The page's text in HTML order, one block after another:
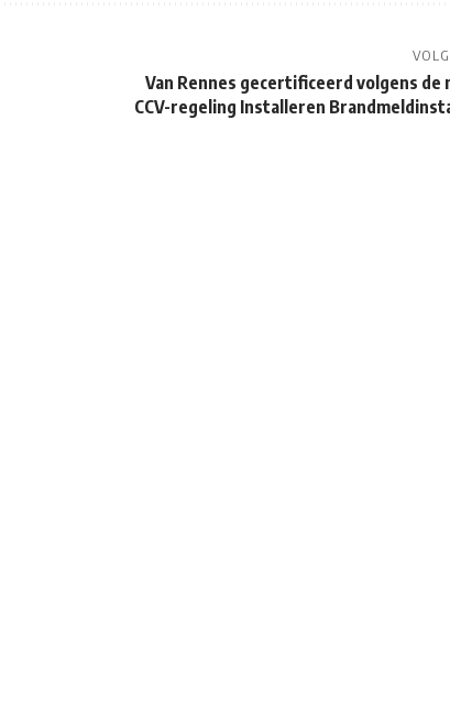
Van Rennes gecertificeerd volgens de
CCV-regeling Installeren